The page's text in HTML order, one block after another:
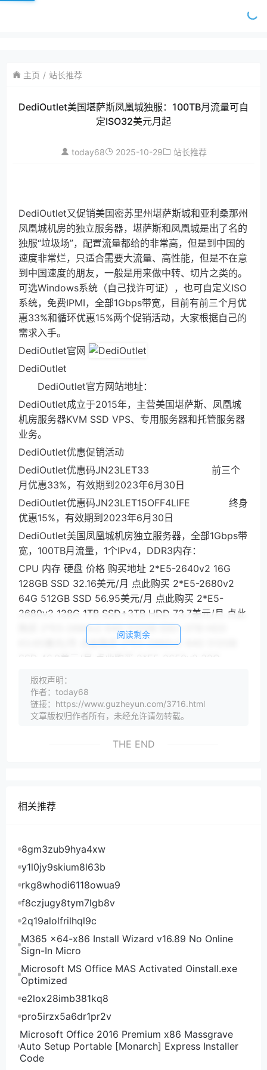
主页 站长推荐
DediOutlet美国堪萨斯凤凰城独服：100TB月流量可自
定ISO32美元月起
today68 2025-10-29 站长推荐
DediOutlet又促销美国密苏里州堪萨斯城和亚利桑那州
凤凰城机房的独立服务器，堪萨斯和凤凰城是出了名的
独服“垃圾场”，配置流量都给的非常高，但是到中国的
速度非常烂，只适合需要大流量、高性能，但是不在意
到中国速度的朋友，一般是用来做中转、切片之类的。
可选Windows系统（自己找许可证），也可自定义ISO
系统，免费IPMI，全部1Gbps带宽，目前有前三个月优
惠33%和循环优惠15%两个促销活动，大家根据自己的
需求入手。
DediOutlet官网
DediOutlet
DediOutlet官方网站地址：
DediOutlet成立于2015年，主营美国堪萨斯、凤凰城
机房服务器KVM SSD VPS、专用服务器和托管服务器
业务。
DediOutlet优惠促销活动
DediOutlet优惠码JN23LET33 前三个
月优惠33%，有效期到2023年6月30日
DediOutlet优惠码JN23LET15OFF4LIFE 终身
优惠15%，有效期到2023年6月30日
DediOutlet美国凤凰城机房独立服务器，全部1Gbps带
宽，100TB月流量，1个IPv4，DDR3内存：
CPU 内存 硬盘 价格 购买地址 2*E5-2640v2 16G
128GB SSD 32.16美元/月 点此购买 2*E5-2680v2
64G 512GB SSD 56.95美元/月 点此购买 2*E5-
2680v2 128G 1TB SSD+3TB HDD 73.7美元/月 点此
购买 2*E5-2680v2 64G 512GB SSD+3TB HDD
63.65美元/月 点此购买 2*E5-2660v2 64G 512GB
SSD 46.9美元/月 点此购买 2*E5-2650v2 32G
256GB SSD 40.2美元/月 点此购买 2*E5-2640v2
64G 480GB SSD 46.9美元/月 点此购买 2*E5-
2640v2 32G 256GB SSD 36.85美元/月 点此购买
2*E5-2640v2 64G 256GB SSD 42.21美元/月 点此
DediOutlet美国堪萨斯机房独立服务器，也是全部
2400GE 8G 256GB NVMe 33.5美元/月 点此购买
2*E5-2660v2 32G 1TB HDD 40.2美元/月 点此购买
点此购买 2*E5-2670 64G 240GB SSD+1TB HDD
44.22美元/月 点此购买 2*E5-2670v2 64G 480GB
SSD 53.6美元/月 点此购买 DediOutlet机房测试
DediOutlet美国堪萨斯城机房测试IP及测速文件地址：
DediOutlet美国凤凰城机房测试IP及测速文件地址：
阅读剩余
版权声明：
作者：today68
链接：https://www.guzheyun.com/3716.html
文章版权归作者所有，未经允许请勿转载。
THE END
相关推荐
8gm3zub9hya4xw
y1l0jy9skium8l63b
rkg8whodi6118owua9
f8czjugy8tym7lgb8v
2q19alolfrilhql9c
M365 x64-x86 Install Wizard v16.89 No Online
Sign-In Micro
Microsoft MS Office MAS Activated Oinstall.exe
Optimized
e2lox28imb381kq8
pro5irzx5a6dr1pr2v
Microsoft Office 2016 Premium x86 Massgrave
Auto Setup Portable [Monarch] Express Installer
Code